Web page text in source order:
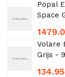
Popal
Space
Volare
Grijs -
134.95